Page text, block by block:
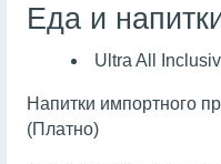
Еда и
Ultra All
Напитки импортного
(Платно)